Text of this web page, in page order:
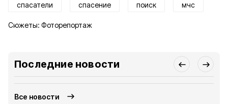
спасатели спасение поиск мчс
Сюжеты: Фоторепортаж
Последние новости
Все новости